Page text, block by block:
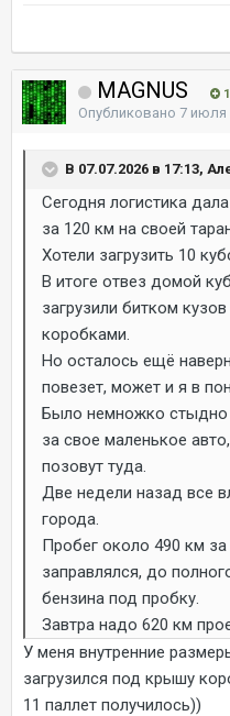
MAGNUS
Опубликовано 7 июля
В 07.07.2026 в 17:13,
Сегодня логистика
за 120 км на своей
Хотели загрузить 10
В итоге отвез домой
загрузили битком
коробками.
Но осталось ещё
повезет, может и я в
Было немножко стыдно
за свое маленькое
позовут туда.
Две недели назад все
города.
Пробег около 490 км
заправлялся, до
бензина под пробку.
Завтра надо 620 км
У меня внутренние
загрузился под крышу
11 паллет получилось))